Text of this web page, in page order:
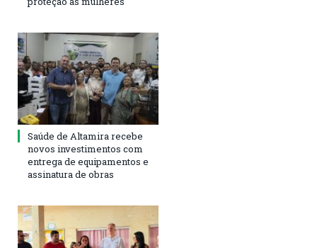
Saúde de Altamira recebe
novos investimentos com
entrega de equipamentos e
assinatura de obras